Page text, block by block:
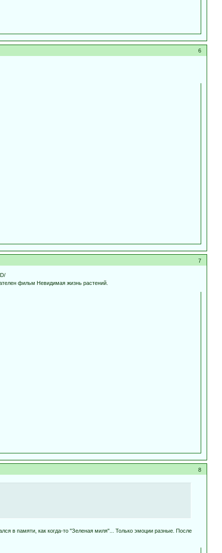
6
7
фильм Невидимая жизнь растений.
8
в памяти, как когда-то "Зеленая миля"... Только эмоции разные. После